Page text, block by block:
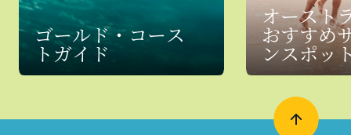
ゴールド・コース
トガイド
オースト
おすすめ
ンスポッ